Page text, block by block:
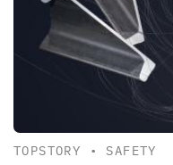
TOPSTORY • SAFETY